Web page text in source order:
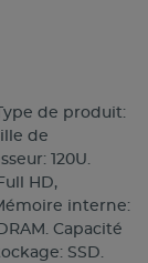
de produit:
de
120U.
HD,
interne:
Capacité
SSD.